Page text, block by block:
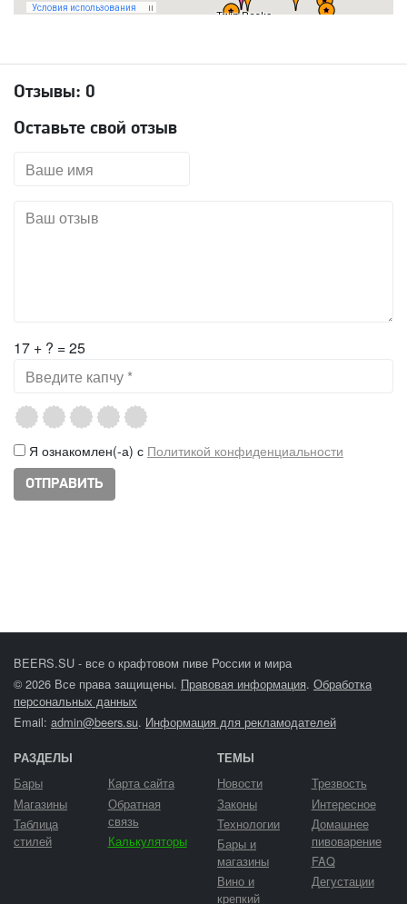
Отзывы: 0
Оставьте свой отзыв
17 + ? = 25
Я ознакомлен(-а) с Политикой конфиденциальности
BEERS.SU - все о крафтовом пиве России и мира
© 2026 Все права защищены. Правовая информация. Обработка
персональных данных
Email: admin@beers.su. Информация для рекламодателей
РАЗДЕЛЫ
Бары
Магазины
Таблица
стилей
Карта сайта
Обратная
связь
Калькуляторы
ТЕМЫ
Новости
Законы
Технологии
Бары и
магазины
Вино и
крепкий
Трезвость
Интересное
Домашнее
пивоварение
FAQ
Дегустации